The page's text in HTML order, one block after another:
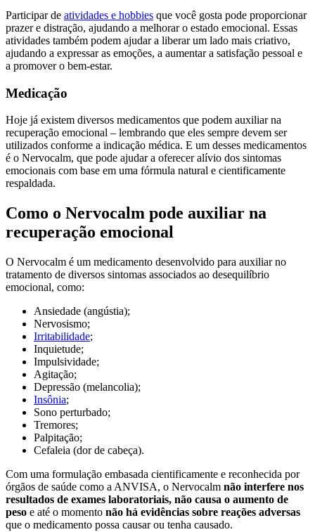
Participar de atividades e hobbies que você gosta pode proporcionar
prazer e distração, ajudando a melhorar o estado emocional. Essas
atividades também podem ajudar a liberar um lado mais criativo,
ajudando a expressar as emoções, a aumentar a satisfação pessoal e
a promover o bem-estar.
Medicação
Hoje já existem diversos medicamentos que podem auxiliar na
recuperação emocional – lembrando que eles sempre devem ser
utilizados conforme a indicação médica. E um desses medicamentos
é o Nervocalm, que pode ajudar a oferecer alívio dos sintomas
emocionais com base em uma fórmula natural e cientificamente
respaldada.
Como o Nervocalm pode auxiliar na
recuperação emocional
O Nervocalm é um medicamento desenvolvido para auxiliar no
tratamento de diversos sintomas associados ao desequilíbrio
emocional, como:
Ansiedade (angústia);
Nervosismo;
Irritabilidade;
Inquietude;
Impulsividade;
Agitação;
Depressão (melancolia);
Insônia;
Sono perturbado;
Tremores;
Palpitação;
Cefaleia (dor de cabeça).
Com uma formulação embasada cientificamente e reconhecida por
órgãos de saúde como a ANVISA, o Nervocalm não interfere nos
resultados de exames laboratoriais, não causa o aumento de
peso e até o momento não há evidências sobre reações adversas
que o medicamento possa causar ou tenha causado.